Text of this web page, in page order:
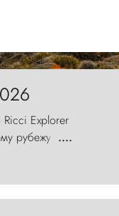
Ricci Explorer
рубежу
с
а пики
стражи,
....